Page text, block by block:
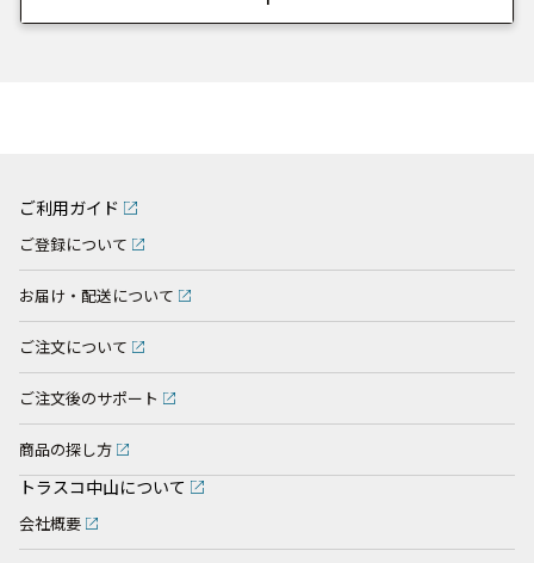
ご利用ガイド
ご登録について
お届け・配送について
ご注文について
ご注文後のサポート
商品の探し方
トラスコ中山について
会社概要